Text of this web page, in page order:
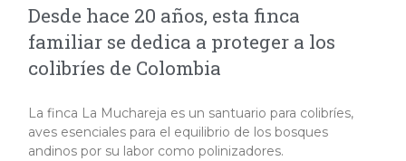
Desde hace 20 años, esta finca
familiar se dedica a proteger a los
colibríes de Colombia
La finca La Muchareja es un santuario para colibríes,
aves esenciales para el equilibrio de los bosques
andinos por su labor como polinizadores.​